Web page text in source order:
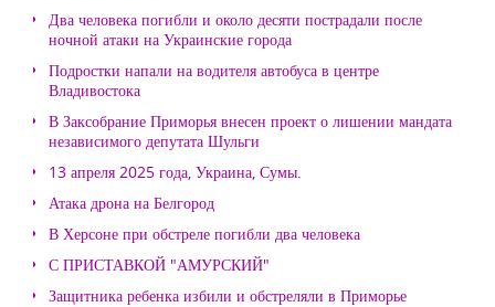
Два человека погибли и около десяти пострадали после
ночной атаки на Украинские города
Подростки напали на водителя автобуса в центре
Владивостока
В Заксобрание Приморья внесен проект о лишении мандата
независимого депутата Шульги
13 апреля 2025 года, Украина, Сумы.
Атака дрона на Белгород
В Херсоне при обстреле погибли два человека
С ПРИСТАВКОЙ "АМУРСКИЙ"
Защитника ребенка избили и обстреляли в Приморье